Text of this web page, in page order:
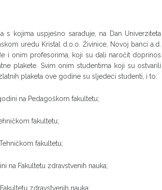
kojima uspješno sarađuje, na Dan Univerziteta
uredu Kristal d.o.o. Živinice, Novoj banci a.d.
i onim profesorima, koji su dali naročit doprinos
plakete. Svim onim studentima koji su ostvarili
plaketa ove godine su sljedeći studenti, i to:
na Pedagoškom fakultetu;
fakultetu;
fakultetu;
na Fakultetu zdravstvenih nauka;
zdravstvenih nauka;